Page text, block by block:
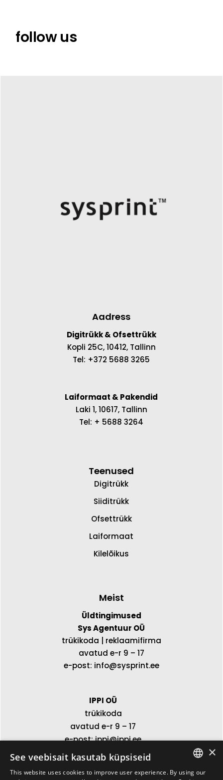
follow us
Aadress
Digitrükk & Ofsettrükk
Kopli 25C, 10412, Tallinn
Tel: +372 5688 3265
Laiformaat & Pakendid
Laki 1, 10617, Tallinn
Tel: + 5688 3264
Teenused
Digitrükk
Siiditrükk
Ofsettrükk
Laiformaat
Kilelõikus
Meist
Üldtingimused
Sys Agentuur OÜ
trükikoda | reklaamifirma
avatud e-r 9 – 17
e-post: info@sysprint.ee
IPPI OÜ
trükikoda
avatud e-r 9 – 17
e-post: ippi@ippi.ee
×
See veebisait kasutab küpsiseid
This website uses cookies to improve user experience. By using our